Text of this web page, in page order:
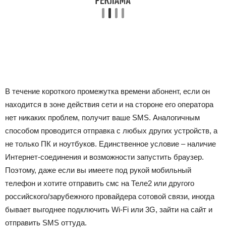
В течение короткого промежутка времени абонент, если он
находится в зоне действия сети и на стороне его оператора
нет никаких проблем, получит ваше SMS. Аналогичным
способом проводится отправка с любых других устройств, а
не только ПК и ноутбуков. Единственное условие – наличие
Интернет-соединения и возможности запустить браузер.
Поэтому, даже если вы имеете под рукой мобильный
телефон и хотите отправить смс на Теле2 или другого
российского/зарубежного провайдера сотовой связи, иногда
бывает выгоднее подключить Wi-Fi или 3G, зайти на сайт и
отправить SMS оттуда.